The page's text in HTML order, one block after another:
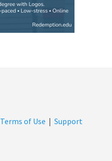
Terms of Use | Support